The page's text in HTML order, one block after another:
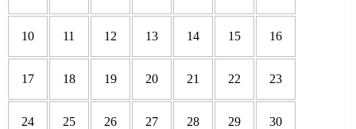
10 11 12 13 14 15 16
17 18 19 20 21 22 23
24 25 26 27 28 29 30